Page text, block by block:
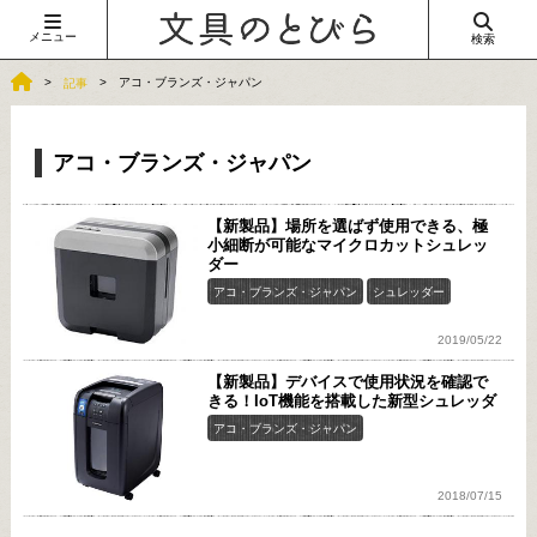
メニュー 検索
記事 アコ・ブランズ・ジャパン
アコ・ブランズ・ジャパン
【新製品】場所を選ばず使用できる、極
小細断が可能なマイクロカットシュレッ
ダー
アコ・ブランズ・ジャパン シュレッダー
2019/05/22
【新製品】デバイスで使用状況を確認で
きる！IoT機能を搭載した新型シュレッダ
アコ・ブランズ・ジャパン
2018/07/15